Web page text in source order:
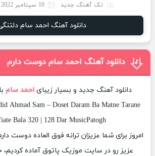
تک آهنگ جدید 10 سپتامبر 2022
دانلود آهنگ احمد سام
دانلود آهنگ احمد سام دوست دارم
دانلود آهنگ جدید و بسیار زیبای احمد سام
Ahmad Sam – Doset Daram Ba Matne Tarane
Bala 320 | 128 Dar MusicPatogh
امروز برای شما عزیزان ترانه فوق العاده دوست
عزیز رو در سایت موزیک پاتوق آماده کردیم،